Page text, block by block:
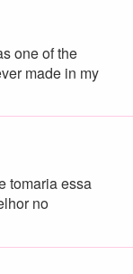
one of the
made in my
tomaria essa
no